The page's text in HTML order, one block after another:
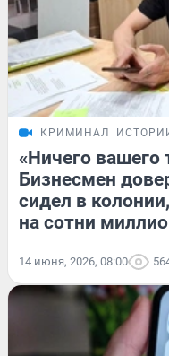
КРИМИНАЛ
«Ничего вашего
Бизнесмен
сидел в
на сотни
14 июня, 2026, 08:00